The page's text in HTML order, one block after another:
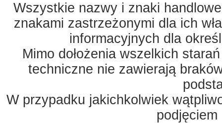
Wszystkie nazwy i znaki
znakami zastrzeżonymi dla ich
informacyjnych dla
Mimo dołożenia wszelkich
techniczne nie zawierają
W przypadku jakichkolwiek